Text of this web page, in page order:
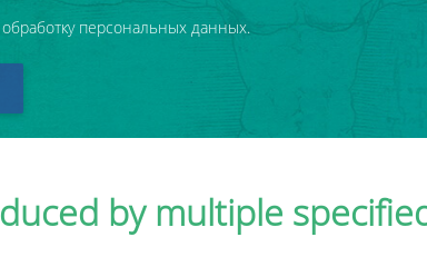
персональных данных.
by multiple